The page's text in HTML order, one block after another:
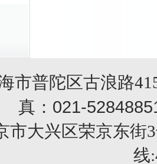
市普陀区古浪路
真： 021-
兴区荣京东街3
线